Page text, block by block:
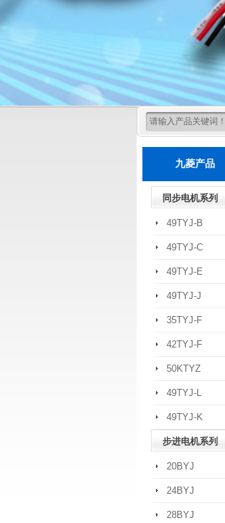
九菱产品
同步电机系列
49TYJ-B
49TYJ-C
49TYJ-E
49TYJ-J
35TYJ-F
42TYJ-F
50KTYZ
49TYJ-L
49TYJ-K
步进电机系列
20BYJ
24BYJ
28BYJ